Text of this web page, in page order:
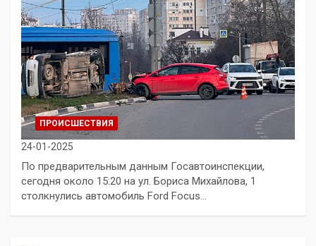
ПРОИСШЕСТВИЯ
24-01-2025
По предварительным данным Госавтоинспекции,
сегодня около 15:20 на ул. Бориса Михайлова, 1
столкнулись автомобиль Ford Focus…